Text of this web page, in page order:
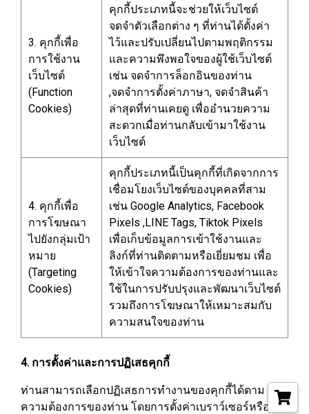
3. คุกกี้เพื่อ
การใช้งาน
เว็บไซต์
(Function
Cookies)
คุกกี้ประเภทนี้จะช่วยให้เว็บไซต์
จดจำตัวเลือกต่าง ๆ ที่ท่านได้ตั้งค่า
ไว้และปรับเปลี่ยนไปตามพฤติกรรม
และความพึงพอใจของผู้ใช้เว็บไซต์
เช่น จดจำการล็อกอินของท่าน
,จดจำการตั้งค่าภาษา, จดจำสินค้า
ล่าสุดที่ท่านเคยดู เพื่ออำนวยความ
สะดวกเมื่อท่านกลับเข้ามาใช้งาน
เว็บไซต์
4. คุกกี้เพื่อ
การโฆษณา
ไปยังกลุ่มเป้า
หมาย
(Targeting
Cookies)
คุกกี้ประเภทนี้เป็นคุกกี้ที่เกิดจากการ
เชื่อมโยงเว็บไซต์ของบุคคลที่สาม
เช่น Google Analytics, Facebook
Pixels ,LINE Tags, Tiktok Pixels
เพื่อเก็บข้อมูลการเข้าใช้งานและ
ลิงก์ที่ท่านติดตามหรือเยี่ยมชม เพื่อ
ให้เข้าใจความต้องการของท่านและ
ใช้ในการปรับปรุงและพัฒนาเว็บไซต์
รวมถึงการโฆษณาให้เหมาะสมกับ
ความสนใจของท่าน
4. การตั้งค่าและการปฏิเสธคุกกี้
ท่านสามารถเลือกปฏิเสธการทำงานของคุกกี้ได้ตาม
ความต้องการของท่าน โดยการตั้งค่าเบราว์เซอร์หรือ